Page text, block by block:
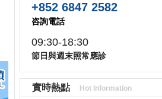
+852 6847 2582
咨詢電話
09:30-18:30
節日與週末照常應診
實時熱點 Hot Information